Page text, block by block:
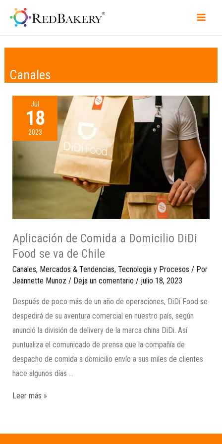
Canales
Jul
18
2023
Aplicación de Comida a Domicilio DiDi
Food se va de Chile
Canales, Mercados & Tendencias, Tecnologia y Procesos / Por
Jeannette Munoz / Deja un comentario / julio 18, 2023
Después de poco más de un año de operaciones, DiDi Food se
despedirá de su aventura comercial en nuestro país, según
anunció la división de delivery de la marca china DiDi. Así
puntualiza el comunicado de prensa que la compañía de
despacho de comida a domicilio envío a sus miles de clientes
hace algunos días …
Leer más »